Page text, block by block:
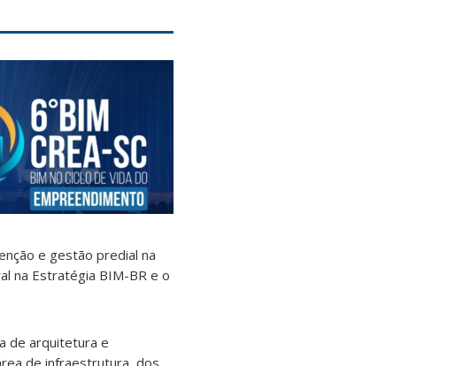
e gestão predial na
na Estratégia BIM-BR e o
de arquitetura e